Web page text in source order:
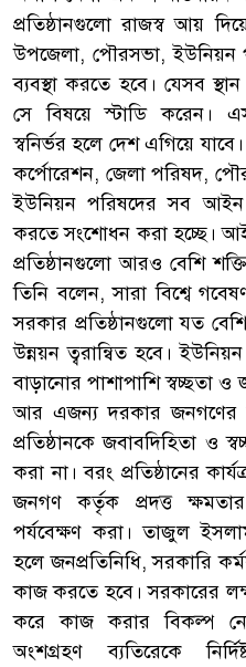
প্রতিষ্ঠানগুলো রাজস্ব আয়
উপজেলা, পৌরসভা, ইউনিয়ন
ব্যবস্থা করতে হবে। যেসব
সে বিষয়ে স্টাডি করেন।
স্বনির্ভর হলে দেশ এগিয়ে
কর্পোরেশন, জেলা পরিষদ,
ইউনিয়ন পরিষদের সব আইন
করতে সংশোধন করা হচ্ছে।
প্রতিষ্ঠানগুলো আরও বেশি
তিনি বলেন, সারা বিশ্বে
সরকার প্রতিষ্ঠানগুলো যত
উন্নয়ন ত্বরান্বিত হবে।
বাড়ানোর পাশাপাশি স্বচ্ছতা ও
আর এজন্য দরকার জনগণের
প্রতিষ্ঠানকে জবাবদিহিতা ও
করা না। বরং প্রতিষ্ঠানের
জনগণ কর্তৃক প্রদত্ত
পর্যবেক্ষণ করা। তাজুল
হলে জনপ্রতিনিধি, সরকারি
কাজ করতে হবে। সরকারের
করে কাজ করার বিকল্প
অংশগ্রহণ ব্যতিরেকে